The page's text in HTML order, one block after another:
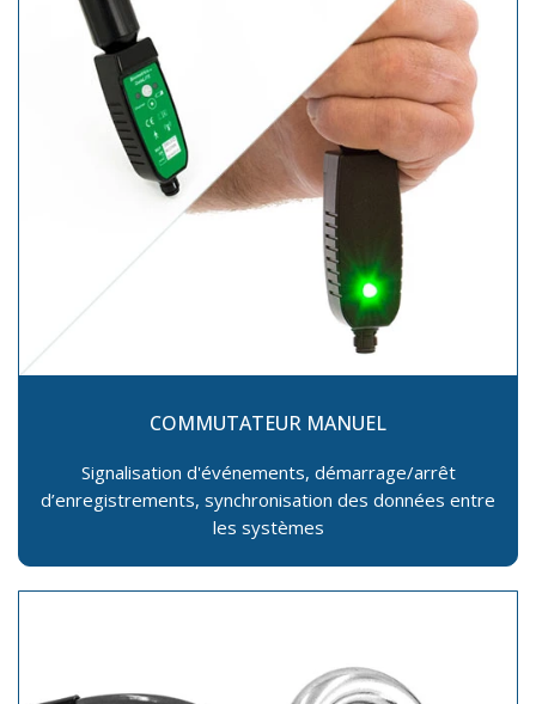
COMMUTATEUR MANUEL
Signalisation d'événements, démarrage/arrêt
d’enregistrements, synchronisation des données entre
les systèmes